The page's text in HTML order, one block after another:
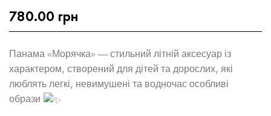
780.00 грн
Панама «Морячка» — стильний літній аксесуар із
характером, створений для дітей та дорослих, які
люблять легкі, невимушені та водночас особливі
образи